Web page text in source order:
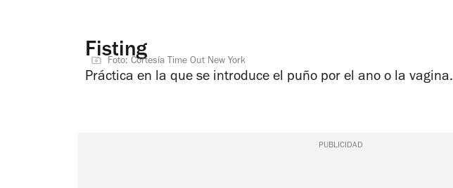
Fisting
Foto: Cortesía Time Out New York
Práctica en la que se introduce el puño por el ano o la vagina.
PUBLICIDAD